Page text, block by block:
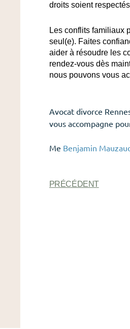
droits soient
Les conflits familiaux
seul(e). Faites
aider à résoudre les
rendez-vous dès
nous pouvons vous
Avocat divorce
vous accompagne
Me Benjamin
PRÉCÉDENT